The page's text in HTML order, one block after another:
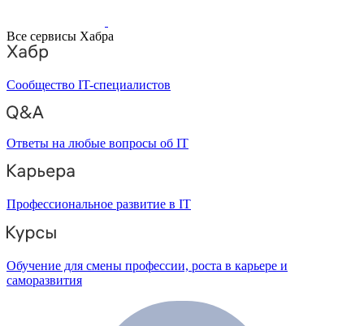
Все сервисы Хабра
Сообщество IT-специалистов
Ответы на любые вопросы об IT
Профессиональное развитие в IT
Обучение для смены профессии, роста в карьере и
саморазвития